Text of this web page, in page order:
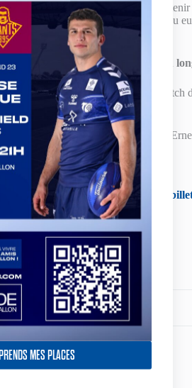
MES PLACES
épargnés par les blessures. Puis,
à nous maintenir au plus haut niveau
années.
Rendez-vous tout au
le décompte jusqu’au premier
emblématique du TO XIII.
vous ce samedi 12 février au stade
coup d’envoi prévu à 20h.
Billetterie en ligne :